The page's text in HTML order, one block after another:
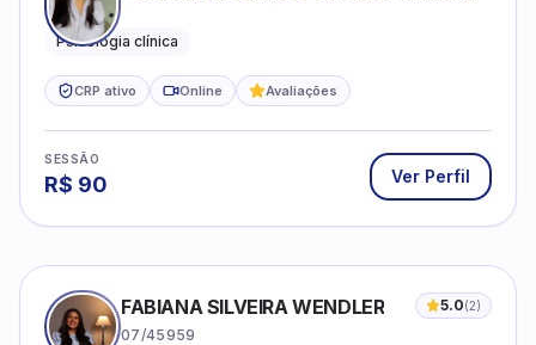
adolescentes e adultos.
Psicologia clínica
CRP ativo Online Avaliações
SESSÃO
R$ 90 Ver Perfil
FABIANA SILVEIRA WENDLER 5.0(2)
07/45959